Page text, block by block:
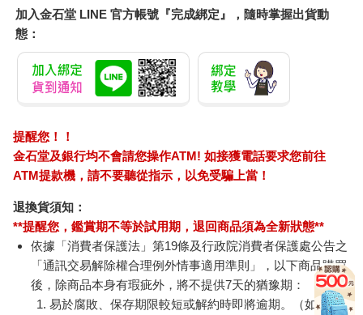
加入金石堂 LINE 官方帳號『完成綁定』，隨時掌握出貨動
態：
提醒您！！
金石堂及銀行均不會請您操作ATM! 如接獲電話要求您前往
ATM提款機，請不要聽從指示，以免受騙上當！
退換貨須知：
**提醒您，鑑賞期不等於試用期，退回商品須為全新狀態**
依據「消費者保護法」第19條及行政院消費者保護處公告之
「通訊交易解除權合理例外情事適用準則」，以下商品購買
後，除商品本身有瑕疵外，將不提供7天的猶豫期：
易於腐敗、保存期限較短或解約時即將逾期。（如：生